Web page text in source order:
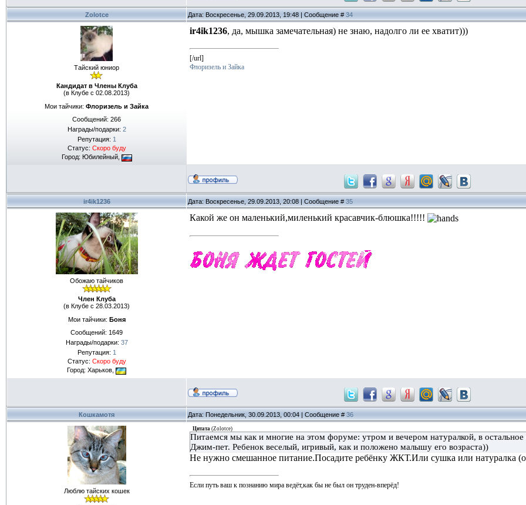
Zolotce Дата: Воскресенье, 29.09.2013, 19:48 | Сообщение # 34
Тайский юниор
Кандидат в Члены Клуба
(в Клубе с 02.08.2013)
Мои тайчики: Флоризель и Зайка
Сообщений: 266
Награды/подарки: 2
Репутация: 1
Статус: Скоро буду
Город: Юбилейный,
ir4ik1236, да, мышка замечательная) не знаю, надолго ли ее хватит)))
[/url]
Флоризель и Зайка
ir4ik1236 Дата: Воскресенье, 29.09.2013, 20:08 | Сообщение # 35
Обожаю тайчиков
Член Клуба
(в Клубе с 28.03.2013)
Мои тайчики: Боня
Сообщений: 1649
Награды/подарки: 37
Репутация: 1
Статус: Скоро буду
Город: Харьков,
Какой же он маленький,миленький красавчик-блюшка!!!!!
Кошкамотя Дата: Понедельник, 30.09.2013, 00:04 | Сообщение # 36
Люблю тайских кошек
Цитата (Zolotce)
Питаемся мы как и многие на этом форуме: утром и вечером натуралкой, в
Джим-пет. Ребенок веселый, игривый, как и положено малышу его возраста))
Не нужно смешанное питание.Посадите ребёнку ЖКТ.Или сушка или натуралка
Если путь ваш к познанию мира ведёт,как бы не был он труден-вперёд!